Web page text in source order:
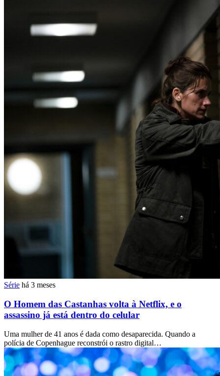
Série há 3 meses
O Homem das Castanhas volta à Netflix, e o
assassino já está dentro do celular
Uma mulher de 41 anos é dada como desaparecida. Quando a
polícia de Copenhague reconstrói o rastro digital…